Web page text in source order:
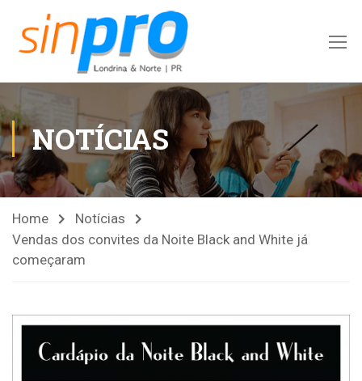
NOTÍCIAS
Home
Notícias
Vendas dos convites da Noite Black and White já
começaram